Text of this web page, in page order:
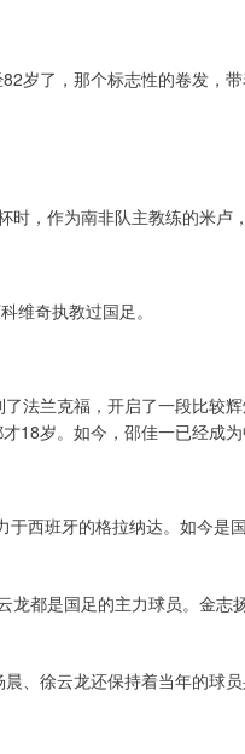
岁了，那个标志性的卷发，带
，作为南非队主教练的米卢
维奇执教过国足。
法兰克福，开启了一段比较
岁。如今，邵佳一已经成为
西班牙的格拉纳达。如今是
都是国足的主力球员。金志
、徐云龙还保持着当年的球